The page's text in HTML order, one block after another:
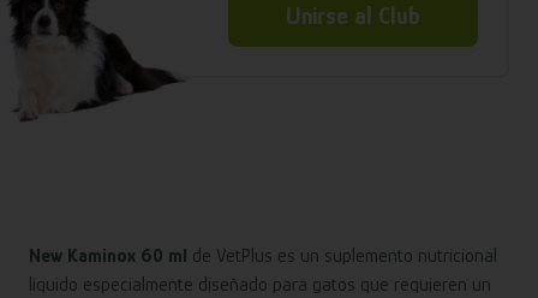
Unirse al Club
New Kaminox 60 ml de VetPlus es un suplemento nutricional
líquido especialmente diseñado para gatos que requieren un